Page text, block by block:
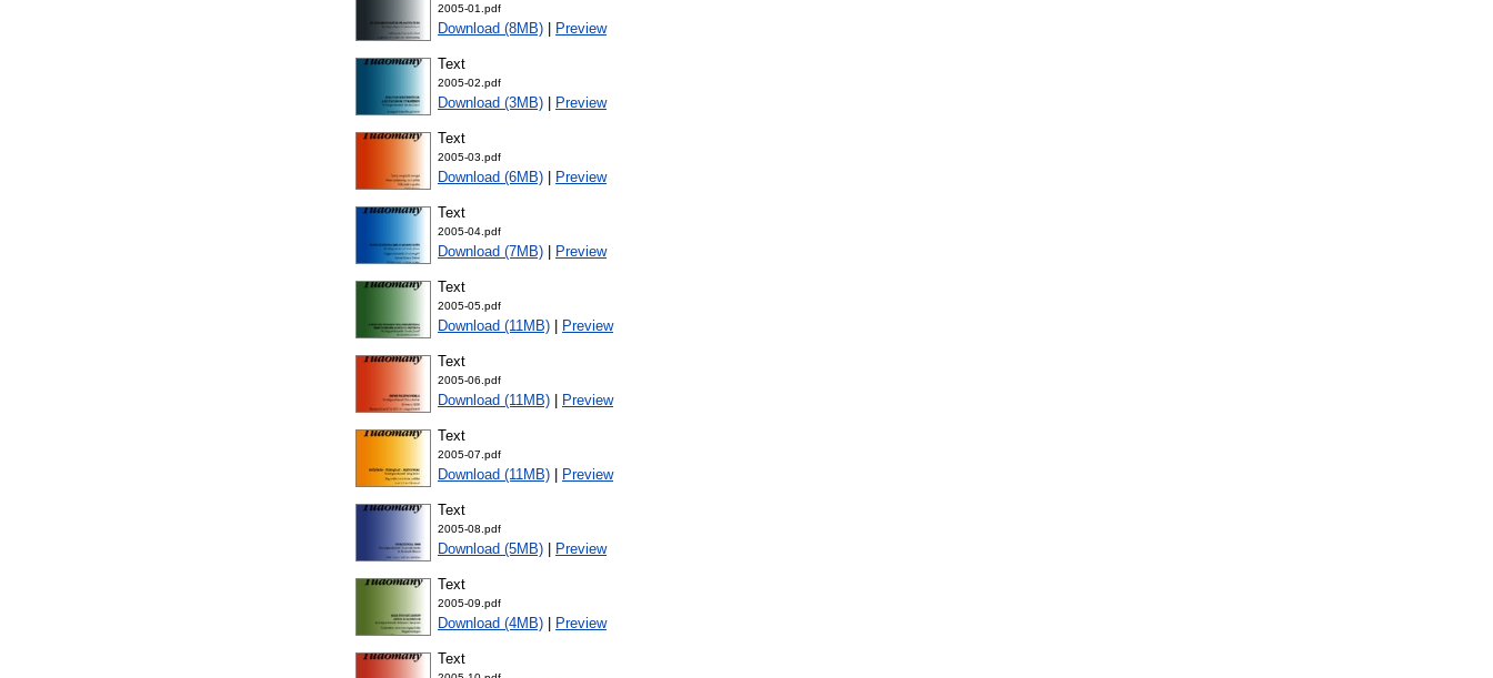
2005-01.pdf
Download (8MB) Preview
Text
2005-02.pdf
Download (3MB) Preview
Text
2005-03.pdf
Download (6MB) Preview
Text
2005-04.pdf
Download (7MB) Preview
Text
2005-05.pdf
Download (11MB) Preview
Text
2005-06.pdf
Download (11MB) Preview
Text
2005-07.pdf
Download (11MB) Preview
Text
2005-08.pdf
Download (5MB) Preview
Text
2005-09.pdf
Download (4MB) Preview
Text